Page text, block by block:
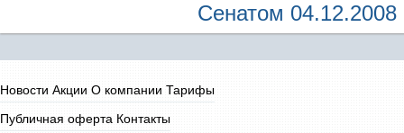
Сенатом 04.12.2008
Новости Акции О компании Тарифы
Публичная оферта Контакты